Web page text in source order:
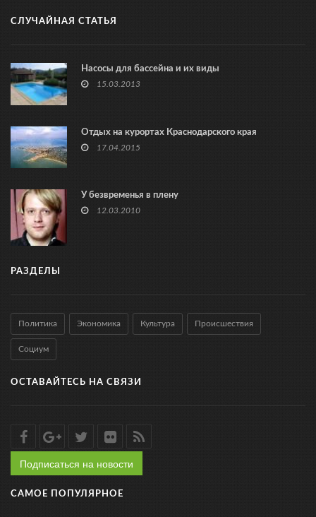
СЛУЧАЙНАЯ СТАТЬЯ
Насосы для бассейна и их виды
15.03.2013
Отдых на курортах Краснодарского края
17.04.2015
У безвременья в плену
12.03.2010
РАЗДЕЛЫ
Политика Экономика Культура Происшествия
Социум
ОСТАВАЙТЕСЬ НА СВЯЗИ
Подписаться на новости
САМОЕ ПОПУЛЯРНОЕ